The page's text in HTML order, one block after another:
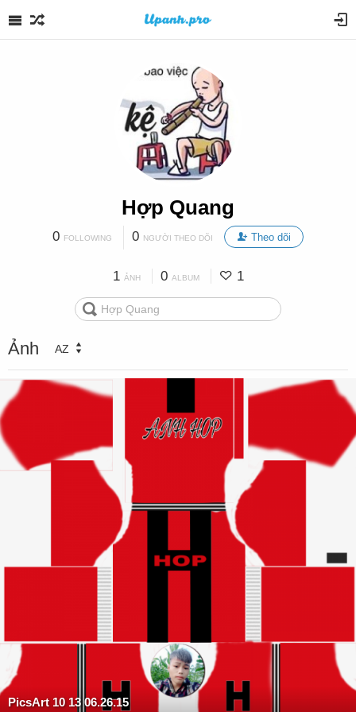
Hợp Quang
0 FOLLOWING 0 NGƯỜI THEO DÕI Theo dõi
1 ẢNH 0 ALBUM 1
Ảnh AZ
PicsArt 10 13 06.26.15